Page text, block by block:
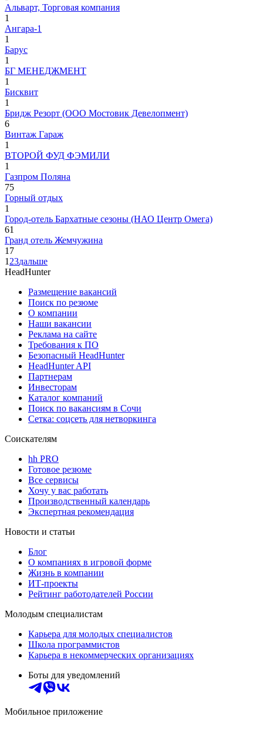
Альварт, Торговая компания
1
Ангара-1
1
Барус
1
БГ МЕНЕДЖМЕНТ
1
Бисквит
1
Бридж Резорт (ООО Мостовик Девелопмент)
6
Винтаж Гараж
1
ВТОРОЙ ФУД ФЭМИЛИ
1
Газпром Поляна
75
Горный отдых
1
Город-отель Бархатные сезоны (НАО Центр Омега)
61
Гранд отель Жемчужина
17
1 23дальше
HeadHunter
Размещение вакансий
Поиск по резюме
О компании
Наши вакансии
Реклама на сайте
Требования к ПО
Безопасный HeadHunter
HeadHunter API
Партнерам
Инвесторам
Каталог компаний
Поиск по вакансиям в Сочи
Сетка: соцсеть для нетворкинга
Соискателям
hh PRO
Готовое резюме
Все сервисы
Хочу у вас работать
Производственный календарь
Экспертная рекомендация
Новости и статьи
Блог
О компаниях в игровой форме
Жизнь в компании
ИТ-проекты
Рейтинг работодателей России
Молодым специалистам
Карьера для молодых специалистов
Школа программистов
Карьера в некоммерческих организациях
Боты для уведомлений
Мобильное приложение